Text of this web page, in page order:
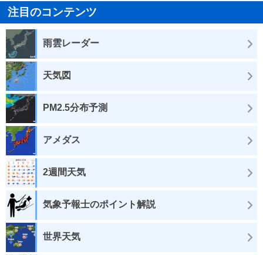
注目のコンテンツ
雨雲レーダー
天気図
PM2.5分布予測
アメダス
2週間天気
気象予報士のポイント解説
世界天気